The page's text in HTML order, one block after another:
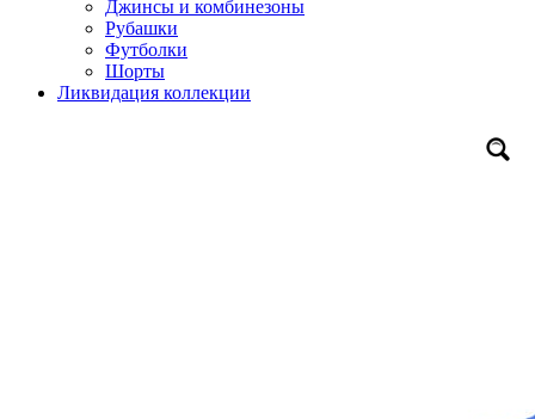
Джинсы и комбинезоны
Рубашки
Футболки
Шорты
Ликвидация коллекции